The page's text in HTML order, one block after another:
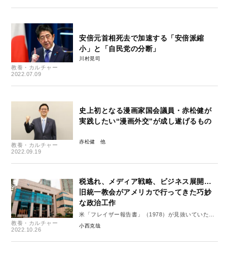
教養・カルチャー
2022.07.09
安倍元首相死去で加速する「安倍派縮
小」と「自民党の分断」
川村晃司
教養・カルチャー
2022.09.19
史上初となる漫画家国会議員・赤松健が
実践したい“漫画外交”が成し遂げるもの
赤松健
教養・カルチャー
2022.10.26
税逃れ、メディア戦略、ビジネス展開…
旧統一教会がアメリカで行ってきた巧妙
な政治工作
米「フレイザー報告書」（1978）が見抜いていた宗
教カルトの本質
小西克哉